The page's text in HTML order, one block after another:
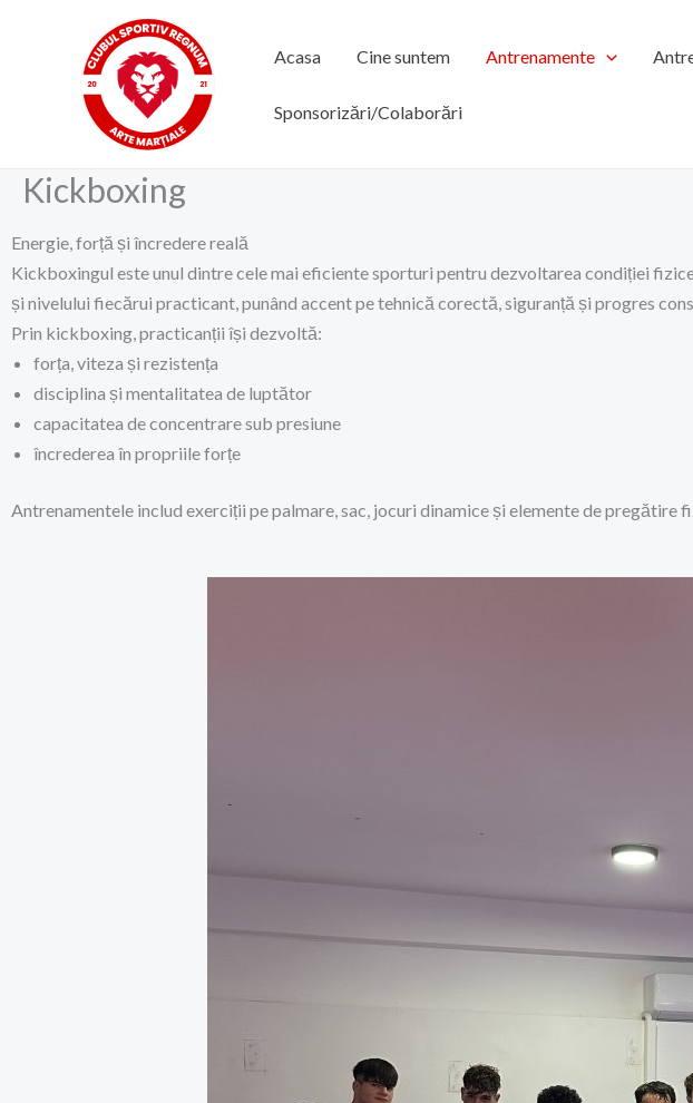
Acasa Cine suntem Antrenamente
Sponsorizări/Colaborări
Kickboxing
Energie, forță și încredere reală
Kickboxingul este unul dintre cele mai eficiente sporturi pentru dezvoltarea condiției
și nivelului fiecărui practicant, punând accent pe tehnică corectă, siguranță și progres
Prin kickboxing, practicanții își dezvoltă:
forța, viteza și rezistența
disciplina și mentalitatea de luptător
capacitatea de concentrare sub presiune
încrederea în propriile forțe
Antrenamentele includ exerciții pe palmare, sac, jocuri dinamice și elemente de